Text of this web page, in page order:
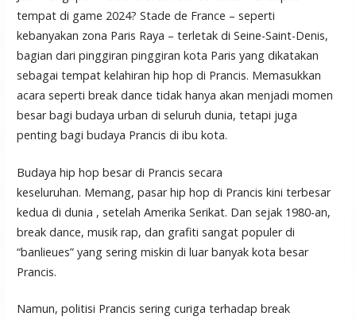
tempat di game 2024? Stade de France – seperti
kebanyakan zona Paris Raya – terletak di Seine-Saint-Denis,
bagian dari pinggiran pinggiran kota Paris yang dikatakan
sebagai tempat kelahiran hip hop di Prancis. Memasukkan
acara seperti break dance tidak hanya akan menjadi momen
besar bagi budaya urban di seluruh dunia, tetapi juga
penting bagi budaya Prancis di ibu kota.
Budaya hip hop besar di Prancis secara
keseluruhan. Memang, pasar hip hop di Prancis kini terbesar
kedua di dunia , setelah Amerika Serikat. Dan sejak 1980-an,
break dance, musik rap, dan grafiti sangat populer di
“banlieues” yang sering miskin di luar banyak kota besar
Prancis.
Namun, politisi Prancis sering curiga terhadap break